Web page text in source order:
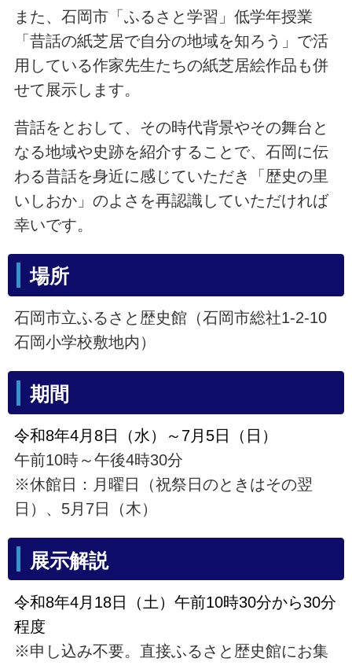
また、石岡市「ふるさと学習」低学年授業
「昔話の紙芝居で自分の地域を知ろう」で活
用している作家先生たちの紙芝居絵作品も併
せて展示します。
昔話をとおして、その時代背景やその舞台と
なる地域や史跡を紹介することで、石岡に伝
わる昔話を身近に感じていただき「歴史の里
いしおか」のよさを再認識していただければ
幸いです。
場所
石岡市立ふるさと歴史館（石岡市総社1-2-10
石岡小学校敷地内）
期間
令和8年4月8日（水）～7月5日（日）
午前10時～午後4時30分
※休館日：月曜日（祝祭日のときはその翌
日）、5月7日（木）
展示解説
令和8年4月18日（土）午前10時30分から30分
程度
※申し込み不要。直接ふるさと歴史館にお集